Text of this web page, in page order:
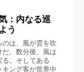
：内なる巡
う
は、風が雲を吹
。数分後、風は
。そしてある
ング客が世界中